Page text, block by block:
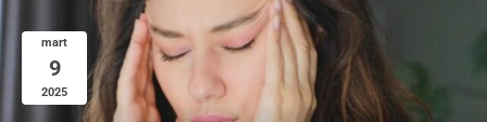
mart
9
2025